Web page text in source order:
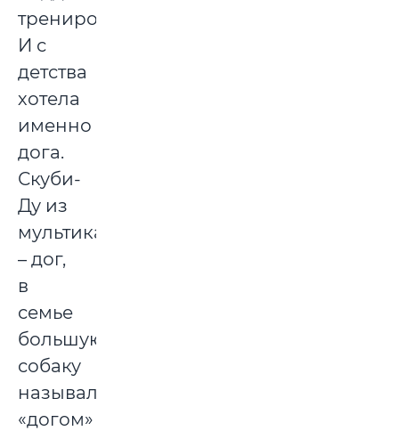
тренировке.
И с
детства
хотела
именно
дога.
Скуби-
Ду из
мультика
– дог,
в
семье
большую
собаку
называли
«догом»